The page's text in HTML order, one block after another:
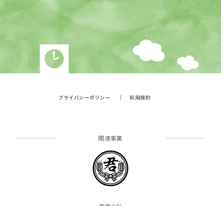
プライバシーポリシー / 利用規約
関連事業